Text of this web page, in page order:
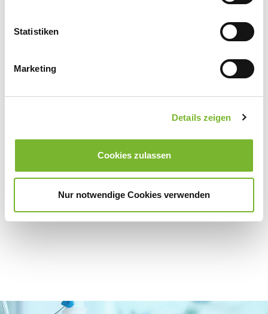
Statistiken
Marketing
Details zeigen
Cookies zulassen
Nur notwendige Cookies verwenden
Mail:katja.jachmann@aekno.de
Anbieter.